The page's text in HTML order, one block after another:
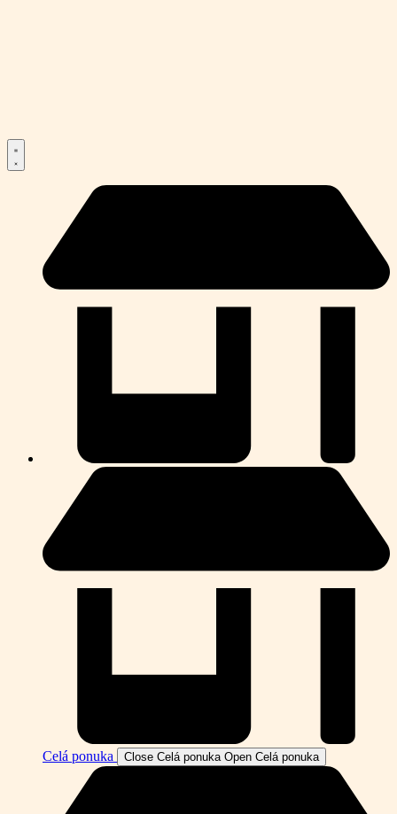
Celá ponuka Close Celá ponuka Open Celá ponuka